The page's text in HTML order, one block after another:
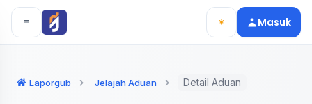
Langsung ke konten utama
Langsung ke navigasi
Masuk
Laporgub Jelajah Aduan Detail Aduan